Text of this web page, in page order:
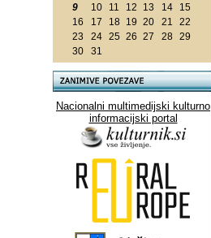
9
10 11 12 13 14
15
16
17 18 19 20 21
22
23
24 25 26 27 28 29
30
31
Nacionalni multimedijski kulturno
informacijski portal